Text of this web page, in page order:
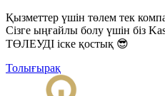
Қызметтер үшін төлем тек
Сізге ыңғайлы болу үшін біз
ТӨЛЕУДІ іске қостық 😎
Толығырақ